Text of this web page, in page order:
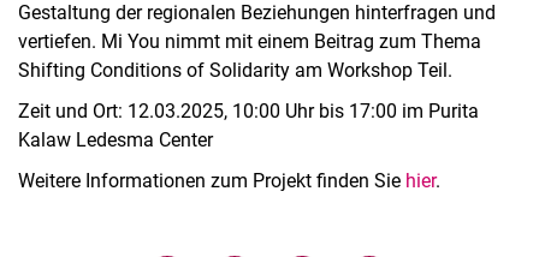
Gestaltung der regionalen Beziehungen hinterfragen und
vertiefen. Mi You nimmt mit einem Beitrag zum Thema
Shifting Conditions of Solidarity am Workshop Teil.
Zeit und Ort: 12.03.2025, 10:00 Uhr bis 17:00 im Purita
Kalaw Ledesma Center
Weitere Informationen zum Projekt finden Sie hier.